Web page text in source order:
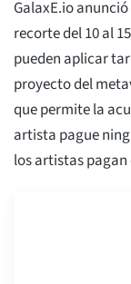
GalaxE.io
recorte del 10 al
pueden aplicar
proyecto del
que permite la
artista pague
los artistas pagan